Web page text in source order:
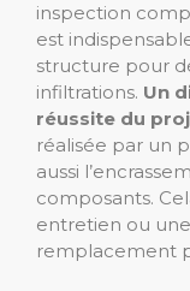
inspection
est
structure pour
infiltrations. Un
réussite du
réalisée par un
aussi
composants.
entretien ou
remplacement